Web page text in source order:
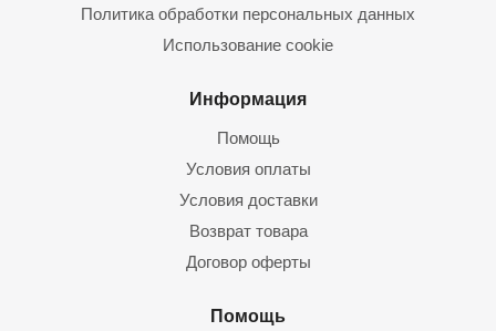
Политика обработки персональных данных
Использование cookie
Информация
Помощь
Условия оплаты
Условия доставки
Возврат товара
Договор оферты
Помощь